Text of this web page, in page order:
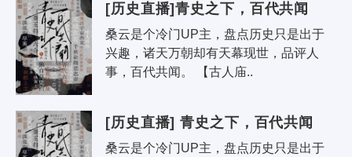
[历史直播]青史之下，百代共闻
桑云是个冷门UP主，盘点历史只是出于
兴趣，诸天万朝却有天幕现世，品评人
事，百代共闻。 【古人庙..
[历史直播] 青史之下，百代共闻
桑云是个冷门UP主，盘点历史只是出于